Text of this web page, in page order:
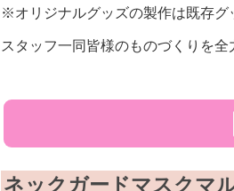
※オリジナルグッズの製作は既存グ
スタッフ一同皆様のものづくりを
ネックガードマスクマ